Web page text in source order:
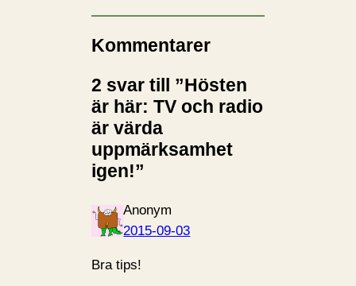
Kommentarer
2 svar till ”Hösten
är här: TV och radio
är värda
uppmärksamhet
igen!”
Anonym
2015-09-03
Bra tips!